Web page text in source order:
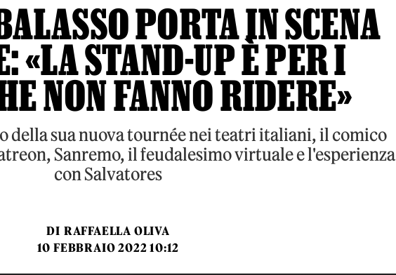
PORTA IN SCENA
«LA STAND-UP È PER I
NON FANNO RIDERE»
della sua nuova tournée nei teatri italiani, il comico
Sanremo, il feudalesimo virtuale e l'esperienza
con Salvatores
DI RAFFAELLA OLIVA
10 FEBBRAIO 2022 10:12